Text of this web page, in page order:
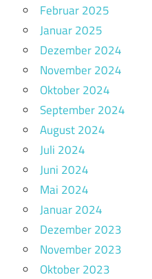
Februar 2025
Januar 2025
Dezember 2024
November 2024
Oktober 2024
September 2024
August 2024
Juli 2024
Juni 2024
Mai 2024
Januar 2024
Dezember 2023
November 2023
Oktober 2023